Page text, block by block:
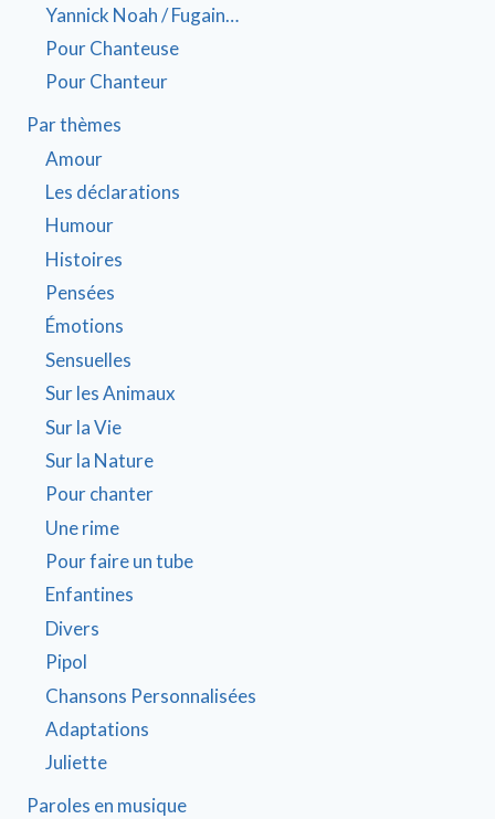
Yannick Noah / Fugain…
Pour Chanteuse
Pour Chanteur
Par thèmes
Amour
Les déclarations
Humour
Histoires
Pensées
Émotions
Sensuelles
Sur les Animaux
Sur la Vie
Sur la Nature
Pour chanter
Une rime
Pour faire un tube
Enfantines
Divers
Pipol
Chansons Personnalisées
Adaptations
Juliette
Paroles en musique